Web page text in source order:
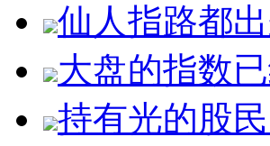
仙人指路都
大盘的指数
持有光的股